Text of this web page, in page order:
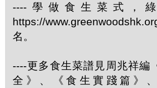
----學做食生菜式，
https://
名。
----更多食生菜譜見周兆祥編
全》、《食生實踐篇》、